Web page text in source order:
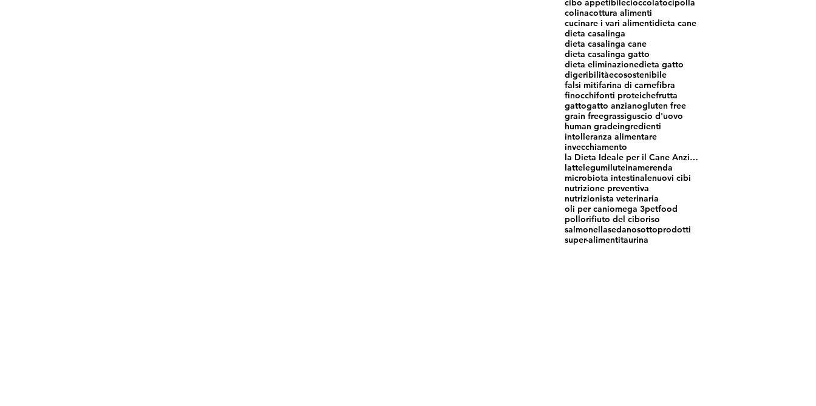
cibo appetibilecioccolatocipolla
colinacottura alimenti
cucinare i vari alimentidieta cane
dieta casalinga
dieta casalinga cane
dieta casalinga gatto
dieta eliminazionedieta gatto
digeribilitàecosostenibile
falsi mitifarina di carnefibra
finocchifonti proteichefrutta
gattogatto anzianogluten free
grain freegrassiguscio d'uovo
human gradeingredienti
intolleranza alimentare
invecchiamento
la Dieta Ideale per il Cane Anziano
lattelegumiluteinamerenda
microbiota intestinalenuovi cibi
nutrizione preventiva
nutrizionista veterinaria
oli per caniomega 3petfood
pollorifiuto del ciboriso
salmonellasedanosottoprodotti
super-alimentitaurina